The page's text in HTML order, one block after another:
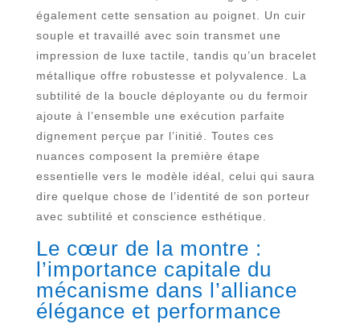
également cette sensation au poignet. Un cuir
souple et travaillé avec soin transmet une
impression de luxe tactile, tandis qu’un bracelet
métallique offre robustesse et polyvalence. La
subtilité de la boucle déployante ou du fermoir
ajoute à l’ensemble une exécution parfaite
dignement perçue par l’initié. Toutes ces
nuances composent la première étape
essentielle vers le modèle idéal, celui qui saura
dire quelque chose de l’identité de son porteur
avec subtilité et conscience esthétique.
Le cœur de la montre :
l’importance capitale du
mécanisme dans l’alliance
élégance et performance